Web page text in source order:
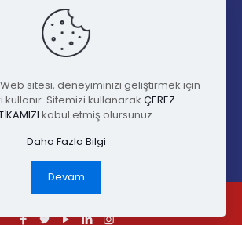
İLETİŞİM
Telefon: +90 342 337 51 51
Faks: +90 342 337 51 54
: info@vatantarim.com
TARIM | Tüm Hakları Saklıdır.
Web sitesi, deneyiminizi geliştirmek için
Sitemizi kullanarak ÇEREZ
kabul etmiş olursunuz.
Daha Fazla Bilgi
Devam